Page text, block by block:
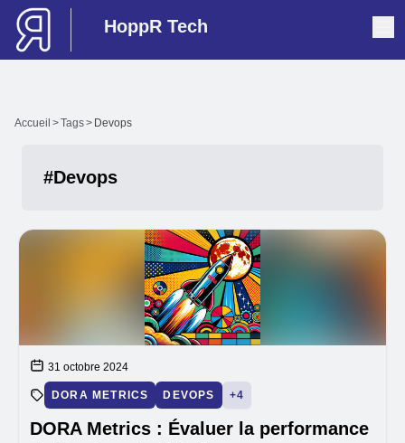
HoppR Tech
Accueil >Tags> Devops
#Devops
Articles avec ce tag
31 octobre 2024
DORA METRICS DEVOPS +4
DORA Metrics : Évaluer la performance